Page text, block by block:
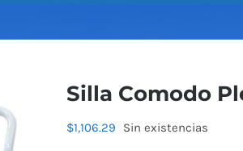
Silla Comodo
$1,106.29 Sin existencias